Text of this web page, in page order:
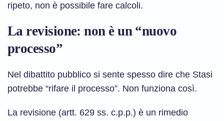
ripeto, non è possibile fare calcoli.
La revisione: non è un “nuovo
processo”
Nel dibattito pubblico si sente spesso dire che Stasi
potrebbe “rifare il processo”. Non funziona così.
La revisione (artt. 629 ss. c.p.p.) è un rimedio